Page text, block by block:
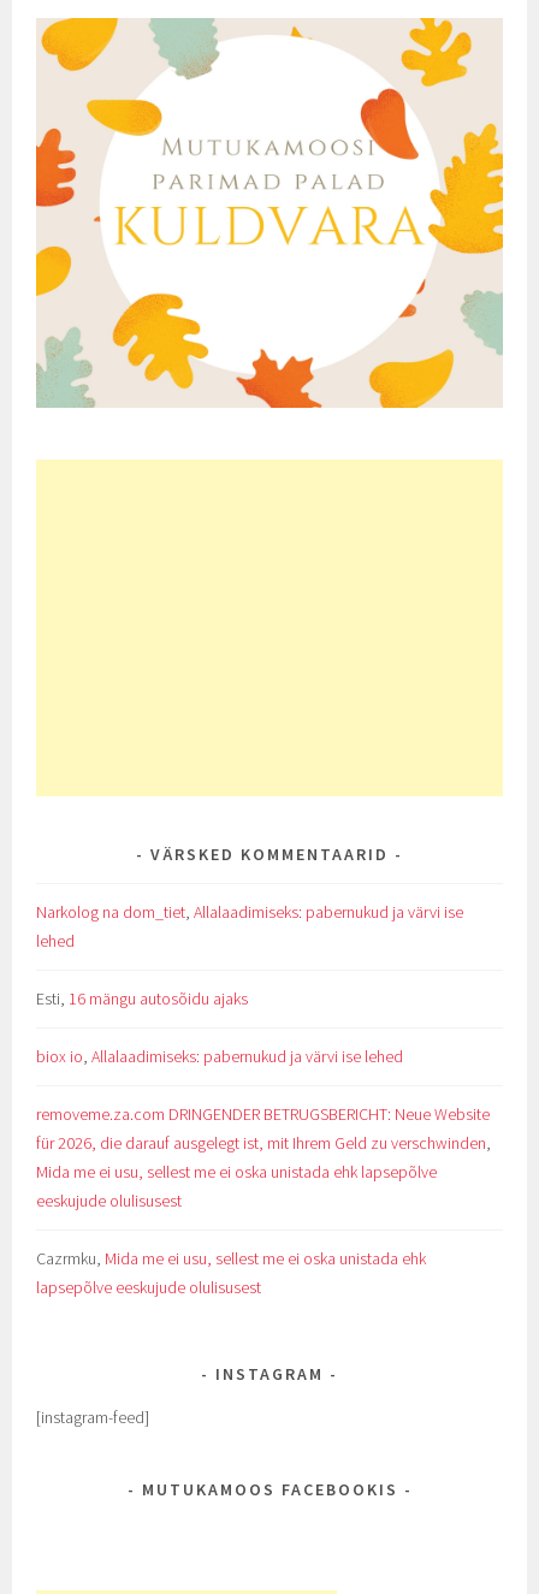
VÄRSKED KOMMENTAARID
Narkolog na dom_tiet,Allalaadimiseks: pabernukud ja värvi ise
lehed
Esti, 16 mängu autosõidu ajaks
biox io,Allalaadimiseks: pabernukud ja värvi ise lehed
removeme.za.com DRINGENDER BETRUGSBERICHT: Neue Website
für 2026, die darauf ausgelegt ist, mit Ihrem Geld zu verschwinden,
Mida me ei usu, sellest me ei oska unistada ehk lapsepõlve
eeskujude olulisusest
Cazrmku, Mida me ei usu, sellest me ei oska unistada ehk
lapsepõlve eeskujude olulisusest
INSTAGRAM
[instagram-feed]
MUTUKAMOOS FACEBOOKIS